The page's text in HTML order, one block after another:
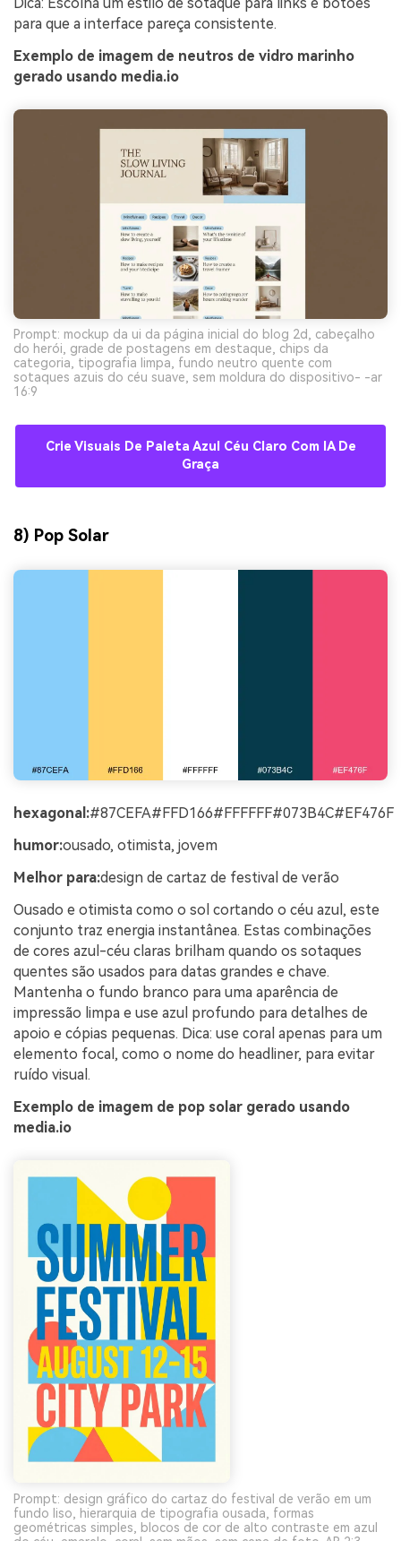
para que a interface pareça consistente.
Exemplo de imagem de neutros de vidro marinho
gerado usando media.io
Prompt: mockup da ui da página inicial do blog 2d, cabeçalho
do herói, grade de postagens em destaque, chips da
categoria, tipografia limpa, fundo neutro quente com
sotaques azuis do céu suave, sem moldura do dispositivo- -ar
16:9
Crie Visuais De Paleta Azul Céu Claro Com IA De
Graça
8) Pop Solar
hexagonal:#87CEFA#FFD166#FFFFFF#073B4C#EF476F
humor:ousado, otimista, jovem
Melhor para:design de cartaz de festival de verão
Ousado e otimista como o sol cortando o céu azul, este
conjunto traz energia instantânea. Estas combinações
de cores azul-céu claras brilham quando os sotaques
quentes são usados para datas grandes e chave.
Mantenha o fundo branco para uma aparência de
impressão limpa e use azul profundo para detalhes de
apoio e cópias pequenas. Dica: use coral apenas para um
elemento focal, como o nome do headliner, para evitar
ruído visual.
Exemplo de imagem de pop solar gerado usando
media.io
Prompt: design gráfico do cartaz do festival de verão em um
fundo liso, hierarquia de tipografia ousada, formas
geométricas simples, blocos de cor de alto contraste em azul